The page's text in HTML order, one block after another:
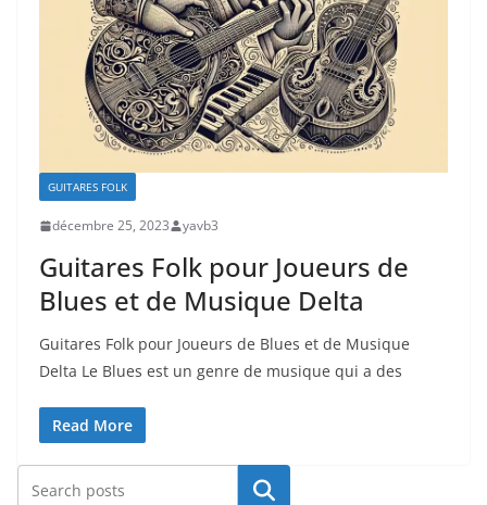
GUITARES FOLK
décembre 25, 2023 yavb3
Guitares Folk pour Joueurs de
Blues et de Musique Delta
Guitares Folk pour Joueurs⁢ de ⁤Blues et ‌de Musique
Delta Le Blues ⁢est un genre de musique qui a ⁢des
Read More
Rechercher